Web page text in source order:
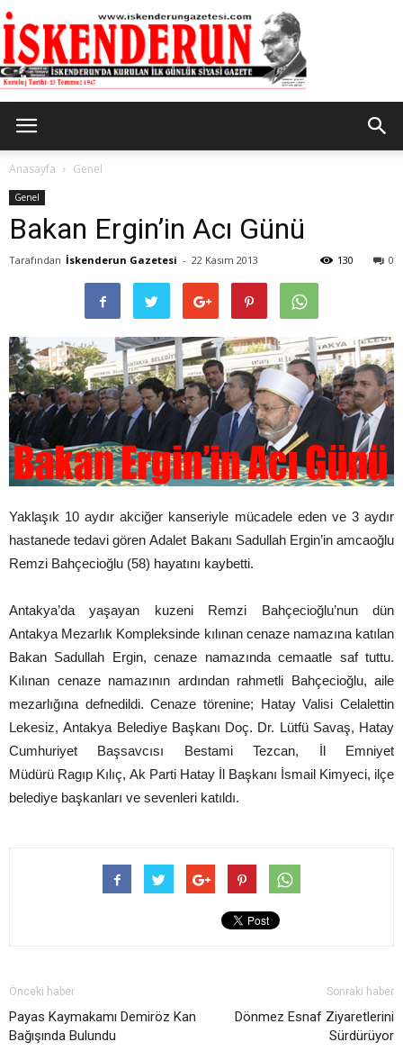
Gazetesi
Anasayfa Genel
Genel
Bakan Ergin’in Acı Günü
Tarafından İskenderun Gazetesi - 22 Kasım 2013 0
130
Yaklaşık 10 aydır akciğer kanseriyle mücadele eden ve 3 aydır
hastanede tedavi gören Adalet Bakanı Sadullah Ergin’in amcaoğlu
Remzi Bahçecioğlu (58) hayatını kaybetti.
Antakya’da yaşayan kuzeni Remzi Bahçecioğlu’nun dün
Antakya Mezarlık Kompleksinde kılınan cenaze namazına katılan
Bakan Sadullah Ergin, cenaze namazında cemaatle saf tuttu.
Kılınan cenaze namazının ardından rahmetli Bahçecioğlu, aile
mezarlığına defnedildi. Cenaze törenine; Hatay Valisi Celalettin
Lekesiz, Antakya Belediye Başkanı Doç. Dr. Lütfü Savaş, Hatay
Cumhuriyet Başsavcısı Bestami Tezcan, İl Emniyet
Müdürü Ragıp Kılıç, Ak Parti Hatay İl Başkanı İsmail Kimyeci, ilçe
belediye başkanları ve sevenleri katıldı.
Önceki haber
Payas Kaymakamı Demiröz Kan
Bağışında Bulundu
Sonraki haber
Dönmez Esnaf Ziyaretlerini
Sürdürüyor